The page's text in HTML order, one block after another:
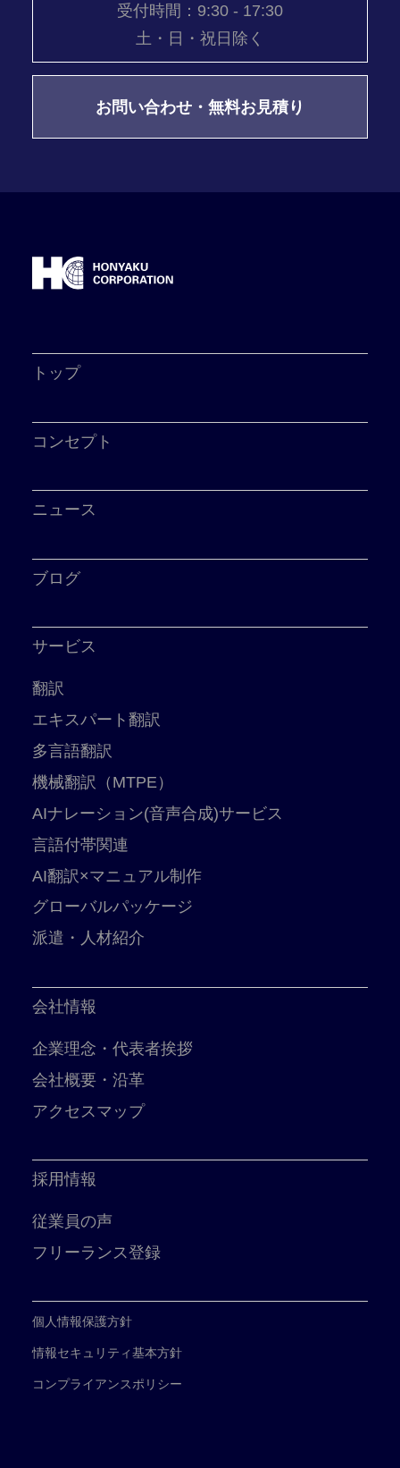
受付時間：9:30 - 17:30
土・日・祝日除く
お問い合わせ・無料お見積り
トップ
コンセプト
ニュース
ブログ
サービス
翻訳
エキスパート翻訳
多言語翻訳
機械翻訳（MTPE）
AIナレーション(音声合成)サービス
言語付帯関連
AI翻訳×マニュアル制作
グローバルパッケージ
派遣・人材紹介
会社情報
企業理念・代表者挨拶
会社概要・沿革
アクセスマップ
採用情報
従業員の声
フリーランス登録
個人情報保護方針
情報セキュリティ基本方針
コンプライアンスポリシー